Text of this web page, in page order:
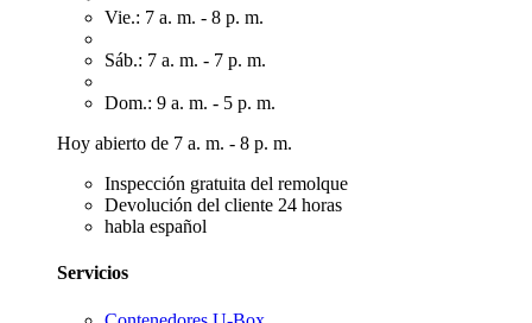
Vie.: 7 a. m. - 8 p. m.
Sáb.: 7 a. m. - 7 p. m.
Dom.: 9 a. m. - 5 p. m.
Hoy abierto de 7 a. m. - 8 p. m.
Inspección gratuita del remolque
Devolución del cliente 24 horas
habla español
Servicios